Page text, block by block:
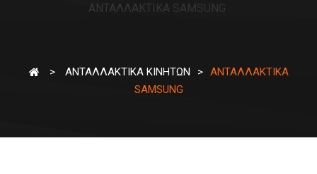
ΑΝΤΑΛΛΑΚΤΙΚΑ SAMSUNG
> ΑΝΤΑΛΛΑΚΤΙΚΑ ΚΙΝΗΤΩΝ > ΑΝΤΑΛΛΑΚΤΙΚΑ
SAMSUNG